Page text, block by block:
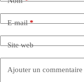
E-mail*
Site web
Ajouter un commentaire